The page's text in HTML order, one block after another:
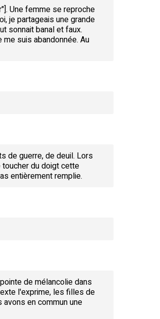
Une femme se reproche
je partageais une grande
sonnait banal et faux.
suis abandonnée. Au
de guerre, de deuil. Lors
du doigt cette
entièrement remplie.
de mélancolie dans
l'exprime, les filles de
en commun une